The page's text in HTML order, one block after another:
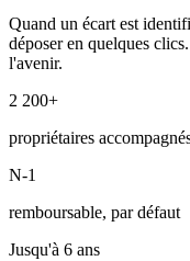
Quand un écart est
déposer en quelques
l'avenir.
2 200+
propriétaires
N-1
remboursable, par défaut
Jusqu'à 6 ans